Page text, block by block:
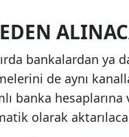
bankalardan ya
de aynı
banka hesaplarına
olarak